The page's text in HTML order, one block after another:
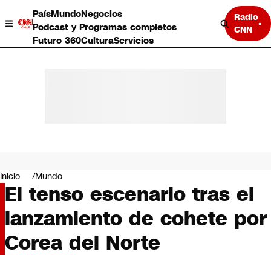
PaísMundoNegocios
Podcast y Programas completos
Futuro 360CulturaServicios
Radio
CNN
Negocios
Deportes
Programas completos
Cultura
Servicios
Bits
Inicio Mundo
El tenso escenario tras el
lanzamiento de cohete por
Corea del Norte